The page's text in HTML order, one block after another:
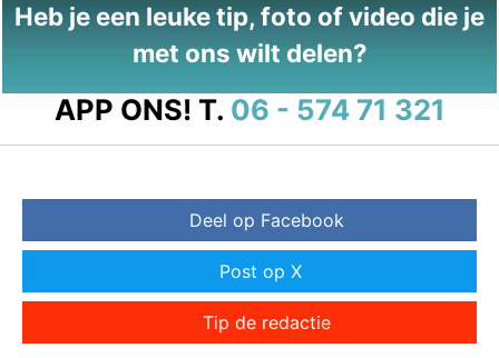
Heb je een leuke tip, foto of video die je
met ons wilt delen?
APP ONS! T. 06 - 574 71 321
Deel op Facebook
Post op X
Tip de redactie